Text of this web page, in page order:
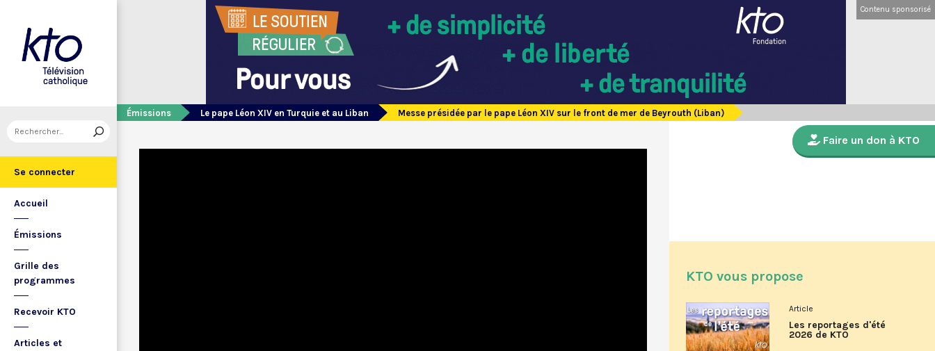
Se connecter
Accueil
Émissions
Grille des
programmes
Recevoir KTO
Articles et
Contenu sponsorisé
Émissions Le pape Léon XIV en Turquie et au Liban Messe présidée par le pape Léon XIV sur le front de mer de Beyrouth (Liban)
Faire un don à KTO
KTO vous propose
Article
Les reportages d'été
2026 de KTO